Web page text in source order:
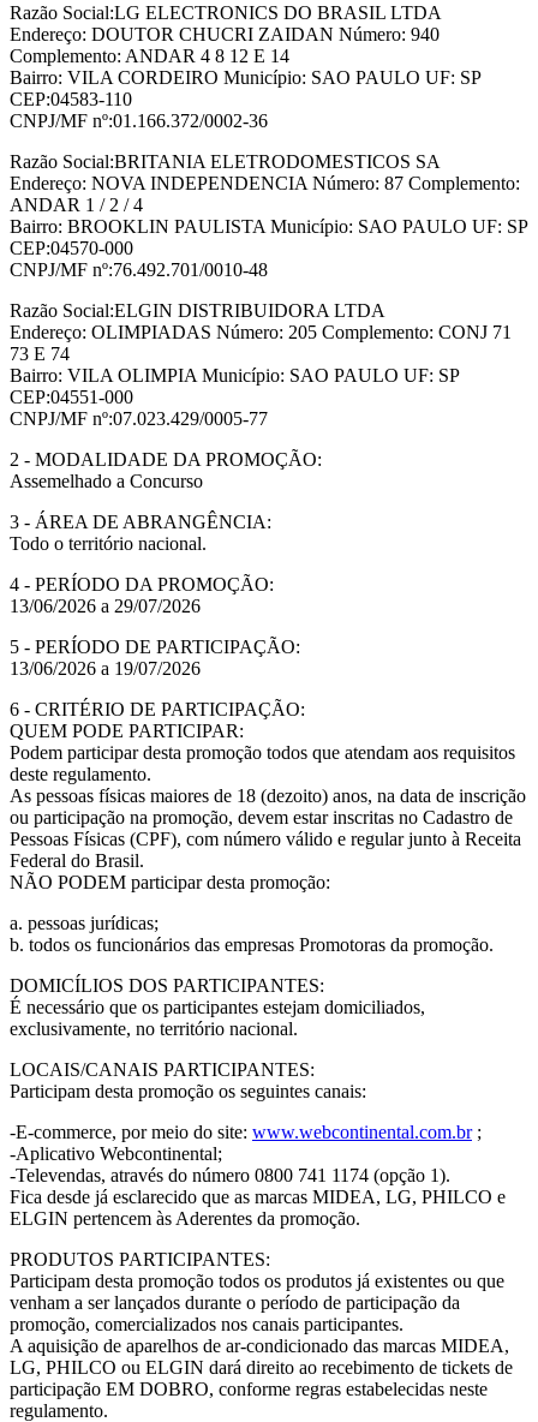
Razão Social:LG ELECTRONICS DO BRASIL LTDA
Endereço: DOUTOR CHUCRI ZAIDAN Número: 940
Complemento: ANDAR 4 8 12 E 14
Bairro: VILA CORDEIRO Município: SAO PAULO UF: SP
CEP:04583-110
CNPJ/MF nº:01.166.372/0002-36
Razão Social:BRITANIA ELETRODOMESTICOS SA
Endereço: NOVA INDEPENDENCIA Número: 87 Complemento:
ANDAR 1 / 2 / 4
Bairro: BROOKLIN PAULISTA Município: SAO PAULO UF: SP
CEP:04570-000
CNPJ/MF nº:76.492.701/0010-48
Razão Social:ELGIN DISTRIBUIDORA LTDA
Endereço: OLIMPIADAS Número: 205 Complemento: CONJ 71
73 E 74
Bairro: VILA OLIMPIA Município: SAO PAULO UF: SP
CEP:04551-000
CNPJ/MF nº:07.023.429/0005-77
2 - MODALIDADE DA PROMOÇÃO:
Assemelhado a Concurso
3 - ÁREA DE ABRANGÊNCIA:
Todo o território nacional.
4 - PERÍODO DA PROMOÇÃO:
13/06/2026 a 29/07/2026
5 - PERÍODO DE PARTICIPAÇÃO:
13/06/2026 a 19/07/2026
6 - CRITÉRIO DE PARTICIPAÇÃO:
QUEM PODE PARTICIPAR:
Podem participar desta promoção todos que atendam aos requisitos
deste regulamento.
As pessoas físicas maiores de 18 (dezoito) anos, na data de inscrição
ou participação na promoção, devem estar inscritas no Cadastro de
Pessoas Físicas (CPF), com número válido e regular junto à Receita
Federal do Brasil.
NÃO PODEM participar desta promoção:
a. pessoas jurídicas;
b. todos os funcionários das empresas Promotoras da promoção.
DOMICÍLIOS DOS PARTICIPANTES:
É necessário que os participantes estejam domiciliados,
exclusivamente, no território nacional.
LOCAIS/CANAIS PARTICIPANTES:
Participam desta promoção os seguintes canais:
-E-commerce, por meio do site: www.webcontinental.com.br;
-Aplicativo Webcontinental;
-Televendas, através do número 0800 741 1174 (opção 1).
Fica desde já esclarecido que as marcas MIDEA, LG, PHILCO e
ELGIN pertencem às Aderentes da promoção.
PRODUTOS PARTICIPANTES:
Participam desta promoção todos os produtos já existentes ou que
venham a ser lançados durante o período de participação da
promoção, comercializados nos canais participantes.
A aquisição de aparelhos de ar-condicionado das marcas MIDEA,
LG, PHILCO ou ELGIN dará direito ao recebimento de tickets de
participação EM DOBRO, conforme regras estabelecidas neste
regulamento.